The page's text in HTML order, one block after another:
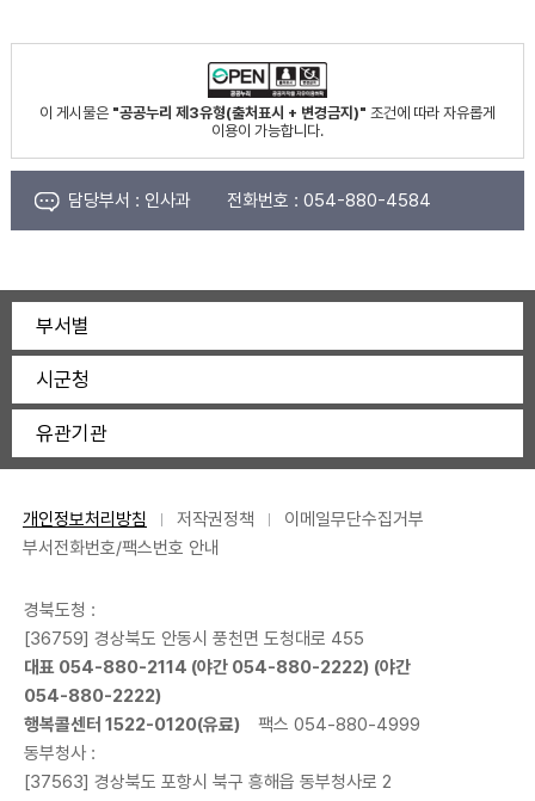
이 게시물은 "공공누리 제3유형(출처표시 + 변경금지)" 조건에 따라 자유롭게
이용이 가능합니다.
담당부서 : 인사과 전화번호 : 054-880-4584
부서별
시군청
유관기관
개인정보처리방침 저작권정책
이메일무단수집거부
부서전화번호/팩스번호 안내
경북도청 :
[36759] 경상북도 안동시 풍천면 도청대로 455
대표 054-880-2114 (야간 054-880-2222) (야간
054-880-2222)
행복콜센터 1522-0120(유료)
팩스 054-880-4999
동부청사 :
[37563] 경상북도 포항시 북구 흥해읍 동부청사로 2